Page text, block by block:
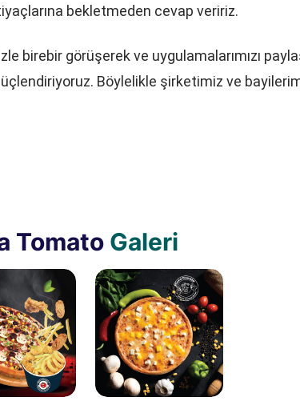
bekletmeden cevap veririz.
birebir görüşerek ve uygulamalarımızı
Böylelikle şirketimiz ve
Tomato Galeri